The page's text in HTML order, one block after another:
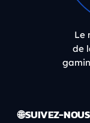
Le
de
🌐 SUIVEZ-NOUS